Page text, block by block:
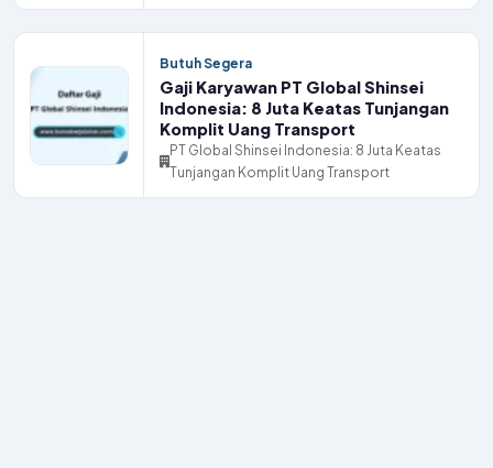
Gaji Karyawan PT Global Shinsei
Indonesia: 8 Juta Keatas Tunjangan
Komplit Uang Transport
PT Global Shinsei Indonesia: 8 Juta Keatas
Tunjangan Komplit Uang Transport